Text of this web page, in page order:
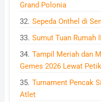
Grand Polonia
Sepeda Onthel di
Sumut Tuan Rumah
Tampil Meriah dan
Gemes 2026 Lewat
Turnament Pencak
Atlet